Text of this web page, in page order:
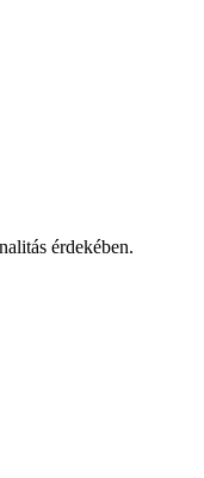
érdekében.